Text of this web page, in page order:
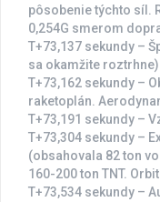
pôsobenie týchto síl.
0,254G smerom
T+73,137 sekundy –
sa okamžite
T+73,162 sekundy –
raketoplán.
T+73,191 sekundy –
T+73,304 sekundy –
(obsahovala 82 ton
160-200 ton TNT.
T+73,534 sekundy –